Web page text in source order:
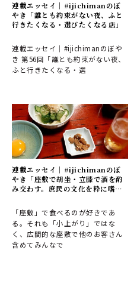
連載エッセイ｜#ijichimanのぼ
やき「誰とも約束がない夜、ふと
行きたくなる・選びたくなる店」
連載エッセイ｜#ijichimanのぼや
き 第56回「誰とも約束がない夜、
ふと行きたくなる・選
連載エッセイ｜#ijichimanのぼ
やき「座敷で胡坐・立膝で酒を酌
み交わす。庶民の文化を粋に嗜
「座敷」で食べるのが好きであ
る。それも「小上がり」ではな
く、広間的な座敷で他のお客さん
含めてみんなで